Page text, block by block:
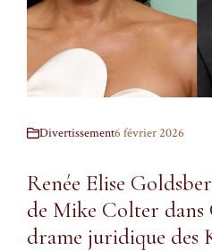
Divertissement6 février 2026
Renée Elise
de Mike Colter
drame juridique des